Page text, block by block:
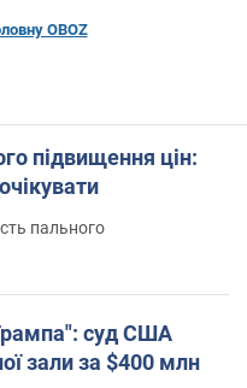
OBOZ
підвищення цін:
пального
суд США
зали за $400 млн